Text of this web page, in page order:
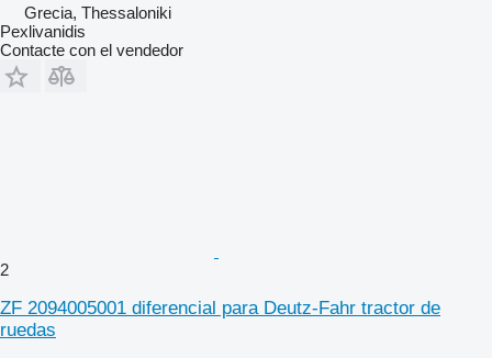
Grecia, Thessaloniki
Pexlivanidis
Contacte con el vendedor
2
ZF 2094005001 diferencial para Deutz-Fahr tractor de
ruedas